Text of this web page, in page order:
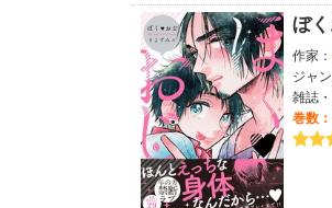
ぼ
作家：
ジャ
雑誌
巻数：